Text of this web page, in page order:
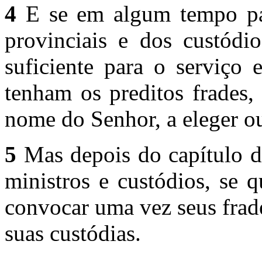
4 E se em algum tempo
provinciais e dos
suficiente para o serviço
tenham os preditos
nome do Senhor, a eleger
5 Mas depois do capítulo
ministros e custódios, se
convocar uma vez seus
suas custódias.